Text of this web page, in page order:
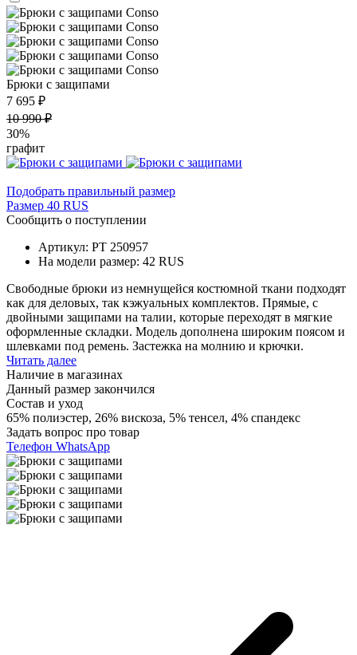
Брюки с защипами
7 695 ₽
10 990 ₽
30%
графит
Подобрать правильный размер
Размер 40 RUS
Сообщить о поступлении
Артикул: PT 250957
На модели размер: 42 RUS
Свободные брюки из немнущейся костюмной ткани подходят
как для деловых, так кэжуальных комплектов. Прямые, с
двойными защипами на талии, которые переходят в мягкие
оформленные складки. Модель дополнена широким поясом и
шлевками под ремень. Застежка на молнию и крючки.
Читать далее
Наличие в магазинах
Данный размер закончился
Состав и уход
65% полиэстер, 26% вискоза, 5% тенсел, 4% спандекс
Задать вопрос про товар
Телефон WhatsApp